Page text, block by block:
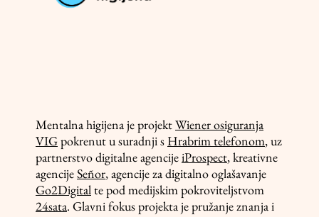
Mentalna higijena je projektWiener osiguranja
VIGpokrenut u suradnji s Hrabrim telefonom, uz
partnerstvo digitalne agencijeiProspect, kreativne
agencijeSeñor, agencije za digitalno oglašavanje
Go2Digitalte pod medijskim pokroviteljstvom
24sata. Glavni fokus projekta je pružanje znanja i